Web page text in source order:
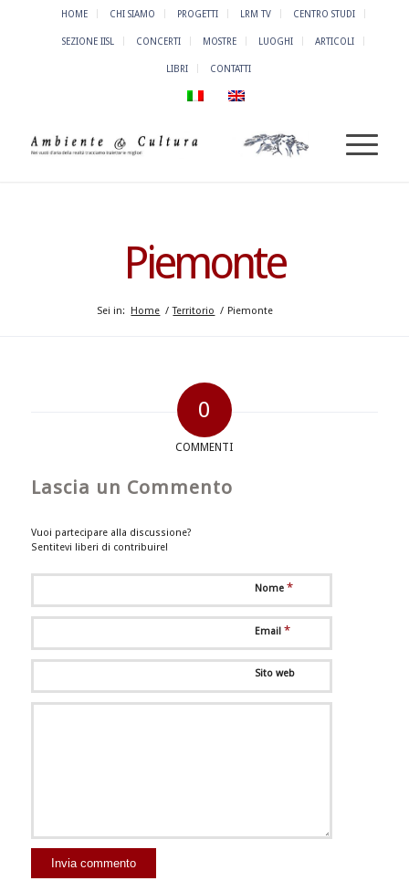
HOME CHI SIAMO PROGETTI LRM TV CENTRO STUDI
SEZIONE IISL CONCERTI MOSTRE LUOGHI ARTICOLI
LIBRI CONTATTI
Piemonte
Sei in: Home / Territorio / Piemonte
0
COMMENTI
Lascia un Commento
Vuoi partecipare alla discussione?
Sentitevi liberi di contribuire!
Nome *
Email *
Sito web